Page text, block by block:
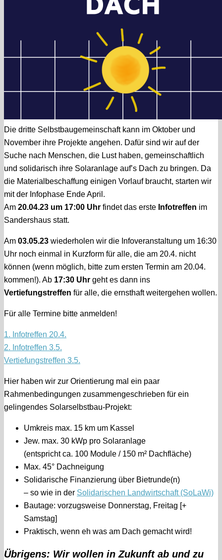
Die dritte Selbstbaugemeinschaft kann im Oktober und
November ihre Projekte angehen. Dafür sind wir auf der
Suche nach Menschen, die Lust haben, gemeinschaftlich
und solidarisch ihre Solaranlage auf’s Dach zu bringen. Da
die Materialbeschaffung einigen Vorlauf braucht, starten wir
mit der Infophase Ende April.
Am 20.04.23 um 17:00 Uhr findet das erste Infotreffen im
Sandershaus statt.
Am 03.05.23 wiederholen wir die Infoveranstaltung um 16:30
Uhr noch einmal in Kurzform für alle, die am 20.4. nicht
können (wenn möglich, bitte zum ersten Termin am 20.04.
kommen!). Ab 17:30 Uhr geht es dann ins
Vertiefungstreffen für alle, die ernsthaft weitergehen wollen.
Für alle Termine bitte anmelden!
1. Infotreffen 20.4.
2. Infotreffen 3.5.
Vertiefungstreffen 3.5.
Hier haben wir zur Orientierung mal ein paar
Rahmenbedingungen zusammengeschrieben für ein
gelingendes Solarselbstbau-Projekt:
Umkreis max. 15 km um Kassel
Jew. max. 30 kWp pro Solaranlage
(entspricht ca. 100 Module / 150 m² Dachfläche)
Max. 45° Dachneigung
Solidarische Finanzierung über Bietrunde(n)
– so wie in der Solidarischen Landwirtschaft (SoLaWi)
Bautage: vorzugsweise Donnerstag, Freitag [+
Samstag]
Praktisch, wenn eh was am Dach gemacht wird!
Übrigens: Wir wollen in Zukunft ab und zu